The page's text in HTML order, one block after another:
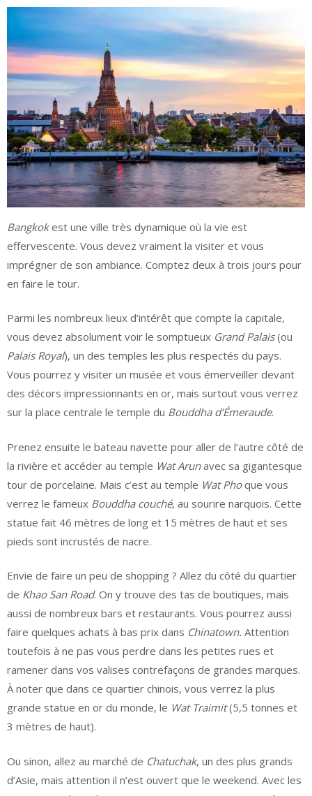
Bangkokest une ville très dynamique où la vie est
effervescente. Vous devez vraiment la visiter et vous
imprégner de son ambiance. Comptez deux à trois jours pour
en faire le tour.
Parmi les nombreux lieux d’intérêt que compte la capitale,
vous devez absolument voir le somptueux Grand Palais(ou
Palais Royal), un des temples les plus respectés du pays.
Vous pourrez y visiter un musée et vous émerveiller devant
des décors impressionnants en or, mais surtout vous verrez
sur la place centrale le temple du Bouddha d’Émeraude.
Prenez ensuite le bateau navette pour aller de l’autre côté de
la rivière et accéder au temple Wat Arunavec sa gigantesque
tour de porcelaine. Mais c’est au temple Wat Phoque vous
verrez le fameux Bouddha couché, au sourire narquois. Cette
statue fait 46 mètres de long et 15 mètres de haut et ses
pieds sont incrustés de nacre.
Envie de faire un peu de shopping ? Allez du côté du quartier
de Khao San Road. On y trouve des tas de boutiques, mais
aussi de nombreux bars et restaurants. Vous pourrez aussi
faire quelques achats à bas prix dans Chinatown. Attention
toutefois à ne pas vous perdre dans les petites rues et
ramener dans vos valises contrefaçons de grandes marques.
À noter que dans ce quartier chinois, vous verrez la plus
grande statue en or du monde, le Wat Traimit(5,5 tonnes et
3 mètres de haut).
Ou sinon, allez au marché de Chatuchak, un des plus grands
d’Asie, mais attention il n’est ouvert que le weekend. Avec les